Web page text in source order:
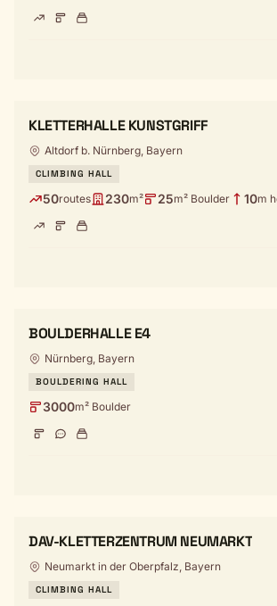
KLETTERHALLE KUNSTGRIFF
Altdorf b. Nürnberg, Bayern
CLIMBING HALL
50routes 230m² 25m² Boulder 10m
BOULDERHALLE E4
Nürnberg, Bayern
BOULDERING HALL
3000m² Boulder
DAV-KLETTERZENTRUM NEUMARKT
Neumarkt in der Oberpfalz, Bayern
CLIMBING HALL